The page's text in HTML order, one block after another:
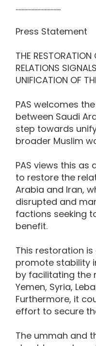
...............................
Press Statement
THE
RELATIONS
UNIFICATION OF
PAS welcomes
between Saudi
step towards
broader Muslim
PAS views this
to restore the
Arabia and Iran,
disrupted and
factions seeking
benefit.
This restoration
promote stability
by facilitating the
Yemen, Syria,
Furthermore, it
effort to secure
The ummah and